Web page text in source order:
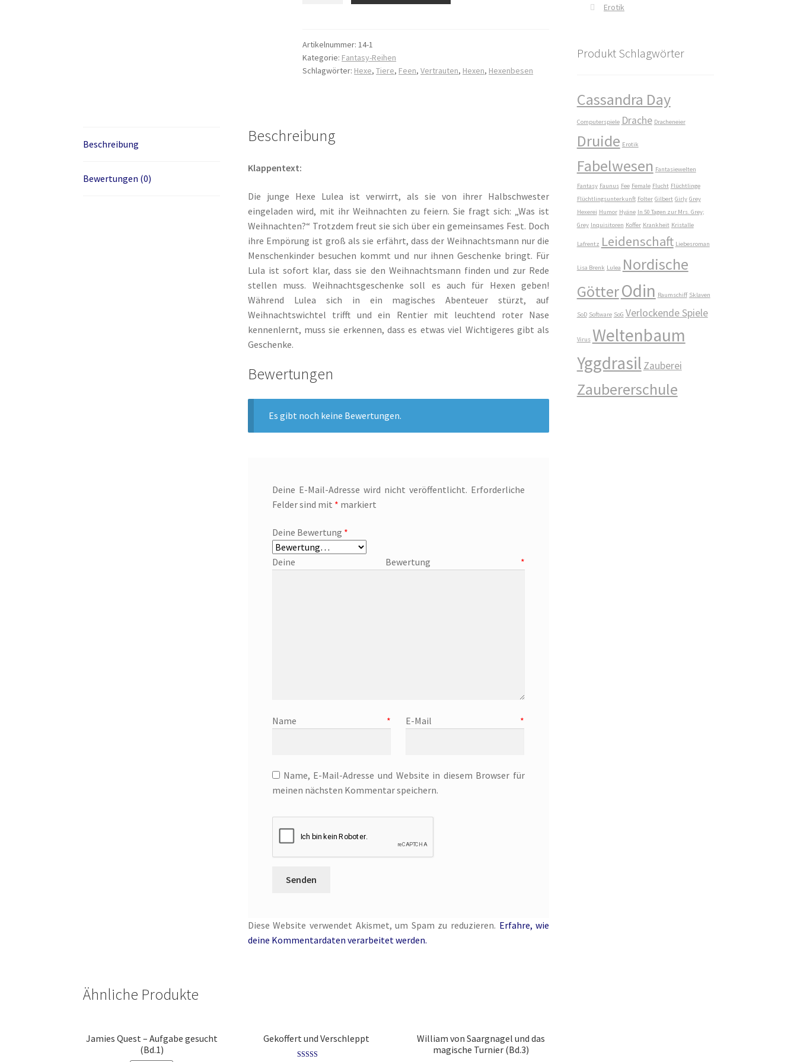
Weihnachtsmann
Menge
Artikelnummer:14-1
Kategorie: Fantasy-Reihen
Schlagwörter: Hexe,Tiere, Feen,Vertrauten, Hexen, Hexenbesen
Beschreibung
Bewertungen (0)
Beschreibung
Klappentext:
Die junge Hexe Lulea ist verwirrt, als sie von ihrer Halbschwester
eingeladen wird, mit ihr Weihnachten zu feiern. Sie fragt sich: „Was ist
Weihnachten?“ Trotzdem freut sie sich über ein gemeinsames Fest. Doch
ihre Empörung ist groß als sie erfährt, dass der Weihnachtsmann nur die
Menschenkinder besuchen kommt und nur ihnen Geschenke bringt. Für
Lula ist sofort klar, dass sie den Weihnachtsmann finden und zur Rede
stellen muss. Weihnachtsgeschenke soll es auch für Hexen geben!
Während Lulea sich in ein magisches Abenteuer stürzt, auf
Weihnachtswichtel trifft und ein Rentier mit leuchtend roter Nase
kennenlernt, muss sie erkennen, dass es etwas viel Wichtigeres gibt als
Geschenke.
Bewertungen
Es gibt noch keine Bewertungen.
Deine E-Mail-Adresse wird nicht veröffentlicht. Erforderliche
Felder sind mit * markiert
Deine Bewertung *
Deine Bewertung *
Name * E-Mail *
Name, E-Mail-Adresse und Website in diesem Browser für
meinen nächsten Kommentar speichern.
Diese Website verwendet Akismet, um Spam zu reduzieren. Erfahre, wie
deine Kommentardaten verarbeitet werden.
Ähnliche Produkte
Jamies Quest – Aufgabe gesucht
(Bd.1)
Gekoffert und Verschleppt
William von Saargnagel und das
magische Turnier (Bd.3)
Erotik
Produkt Schlagwörter
Cassandra Day
Computerspiele Drache Dracheneier
Druide Erotik
Fabelwesen Fantasiewelten
Fantasy Faunus Fee Female Flucht Flüchtlinge
Flüchtlingsunterkunft Folter Gilbert Girly Grey
Hexerei Humor Hyäne In 50 Tagen zur Mrs. Grey;
Grey Inquisitoren Koffer Krankheit Kristalle
Lafrentz Leidenschaft Liebesroman
Lisa Brenk Lulea Nordische
GötterOdin Raumschiff Sklaven
SoD Software SoG Verlockende Spiele
Virus Weltenbaum
Yggdrasil Zauberei
Zaubererschule